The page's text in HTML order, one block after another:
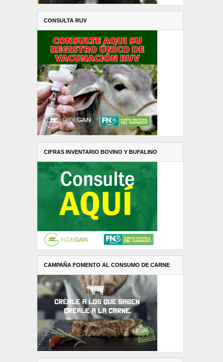
CONSULTA RUV
CIFRAS INVENTARIO BOVINO Y BUFALINO
CAMPAÑA FOMENTO AL CONSUMO DE CARNE